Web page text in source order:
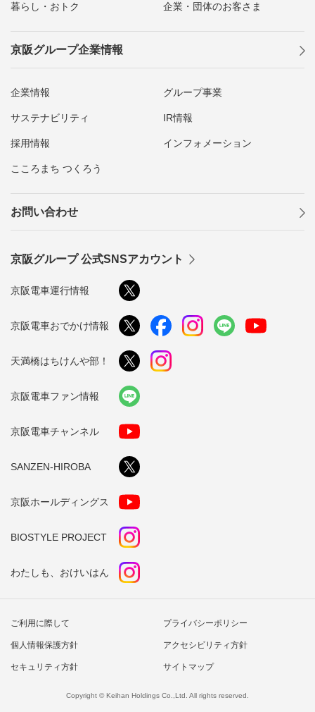
暮らし・おトク 企業・団体のお客さま
京阪グループ企業情報
企業情報 グループ事業
サステナビリティ IR情報
採用情報 インフォメーション
こころまち つくろう
お問い合わせ
京阪グループ 公式SNSアカウント
京阪電車運行情報
京阪電車おでかけ情報
天満橋はちけんや部！
京阪電車ファン情報
京阪電車チャンネル
SANZEN-HIROBA
京阪ホールディングス
BIOSTYLE PROJECT
わたしも、おけいはん
ご利用に際して プライバシーポリシー
個人情報保護方針 アクセシビリティ方針
セキュリティ方針 サイトマップ
Copyright © Keihan Holdings Co.,Ltd. All rights reserved.